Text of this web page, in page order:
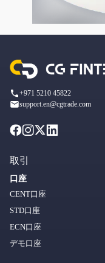
+971 5210 45822
support.en@cgtrade.com
取引
口座
CENT口座
STD口座
ECN口座
デモ口座